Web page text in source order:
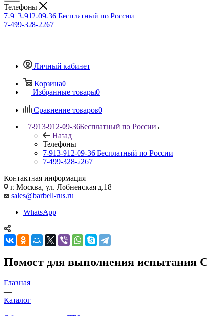
Телефоны
7-913-912-09-36 Бесплатный по России
7-499-328-2267
Личный кабинет
Корзина0
Избранные товары0
Сравнение товаров0
7-913-912-09-36Бесплатный по России
Назад
Телефоны
7-913-912-09-36 Бесплатный по России
7-499-328-2267
Контактная информация
г. Москва, ул. Лобненская д.18
sales@barbell-rus.ru
WhatsApp
Помост для выполнения испытания
Главная
—
Каталог
—